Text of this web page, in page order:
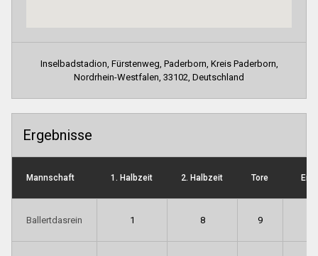
Inselbadstadion, Fürstenweg, Paderborn, Kreis Paderborn,
Nordrhein-Westfalen, 33102, Deutschland
Ergebnisse
Mannschaft 1. Halbzeit 2. Halbzeit Tore
Ballertdasrein 1 8 9